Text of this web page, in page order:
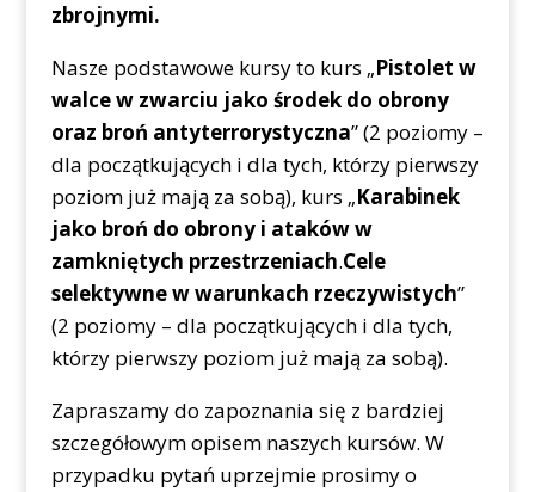
zbrojnymi.
Nasze podstawowe kursy to kurs „Pistolet w
walce w zwarciu jako środek do obrony
oraz broń antyterrorystyczna” (2 poziomy –
dla początkujących i dla tych, którzy pierwszy
poziom już mają za sobą), kurs „Karabinek
jako broń do obrony i ataków w
zamkniętych przestrzeniach.Cele
selektywne w warunkach rzeczywistych”
(2 poziomy – dla początkujących i dla tych,
którzy pierwszy poziom już mają za sobą).
Zapraszamy do zapoznania się z bardziej
szczegółowym opisem naszych kursów. W
przypadku pytań uprzejmie prosimy o